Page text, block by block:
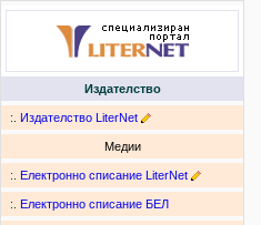
Издателство
:. Издателство LiterNet
Медии
:. Електронно списание LiterNet
:. Електронно списание БЕЛ